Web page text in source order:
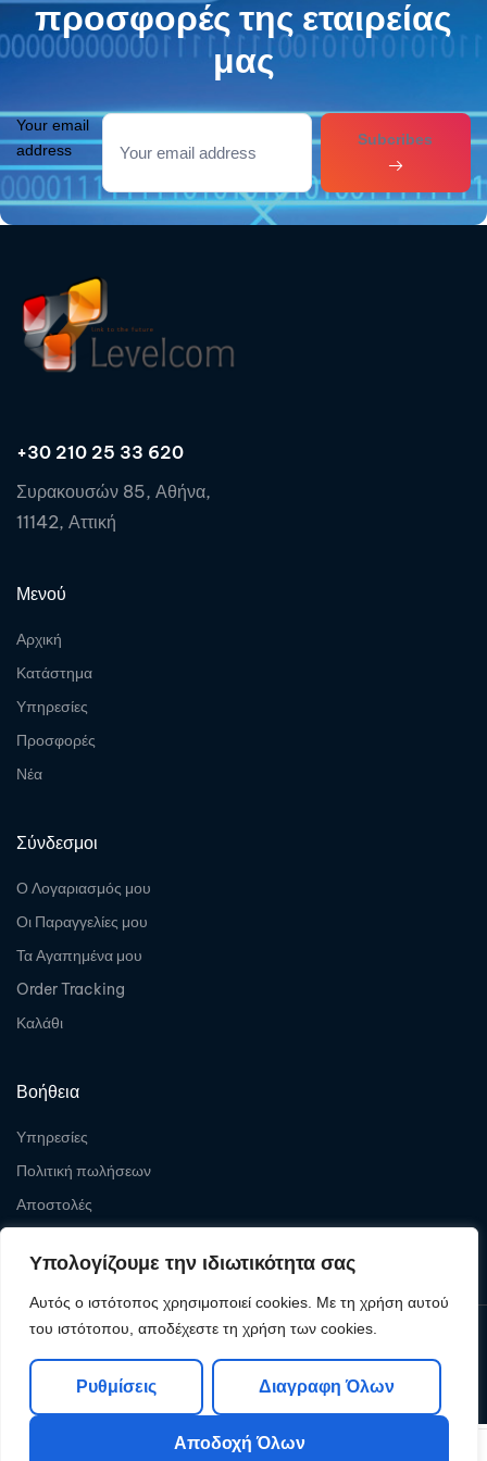
Υπολογίζουμε την ιδιωτικότητα σας
Αυτός ο ιστότοπος χρησιμοποιεί cookies. Με τη χρήση αυτού
του ιστότοπου, αποδέχεστε τη χρήση των cookies.
Ρυθμίσεις Διαγραφη Όλων
Αποδοχή Όλων
προσφορές της εταιρείας
μας
Your email
address
Subcribes
+30 210 25 33 620
Συρακουσών 85, Αθήνα,
11142, Αττική
Μενού
Αρχική
Κατάστημα
Υπηρεσίες
Προσφορές
Νέα
Σύνδεσμοι
Ο Λογαριασμός μου
Οι Παραγγελίες μου
Τα Αγαπημένα μου
Order Tracking
Καλάθι
Βοήθεια
Υπηρεσίες
Πολιτική πωλήσεων
Αποστολές
Copyright © 2026Levelcom| Powered by Levelcom